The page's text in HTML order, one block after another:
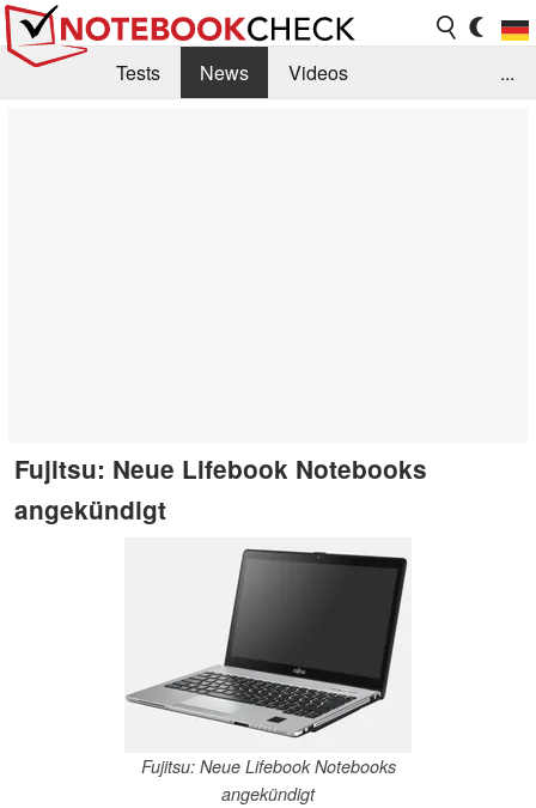
Tests News
Videos
...
Fujitsu: Neue Lifebook Notebooks
angekündigt
Fujitsu: Neue Lifebook Notebooks
angekündigt